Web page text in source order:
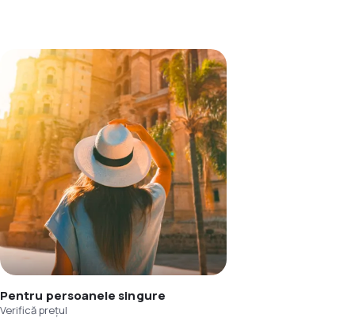
Pentru persoanele singure
Verifică prețul